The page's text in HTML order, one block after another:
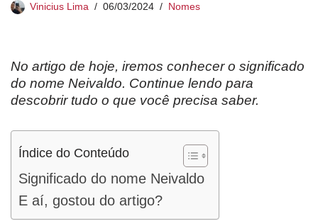
Vinicius Lima 06/03/2024 Nomes
No artigo de hoje, iremos conhecer o significado
do nome Neivaldo. Continue lendo para
descobrir tudo o que você precisa saber.
Índice do Conteúdo
Significado do nome Neivaldo
E aí, gostou do artigo?